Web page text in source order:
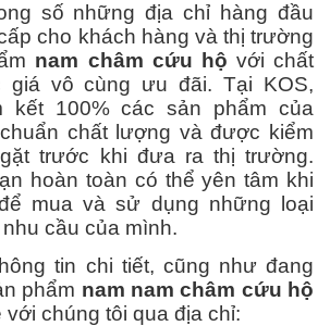
số những địa chỉ hàng đầu
cho khách hàng và thị trường
nam châm cứu hộ với chất
giá vô cùng ưu đãi. Tại KOS,
kết 100% các sản phẩm của
chất lượng và được kiểm
trước khi đưa ra thị trường.
hoàn toàn có thể yên tâm khi
mua và sử dụng những loại
cầu của mình.
tin chi tiết, cũng như đang
phẩm nam nam châm cứu hộ
với chúng tôi qua địa chỉ: